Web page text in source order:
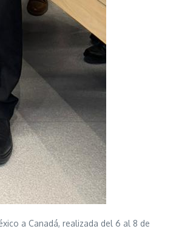
a Canadá, realizada del 6 al 8 de